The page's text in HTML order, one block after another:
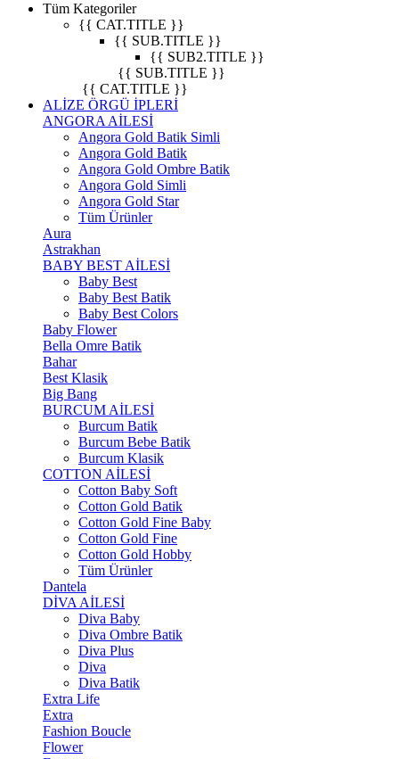
Tüm Kategoriler
{{ CAT.TITLE }}
{{ SUB.TITLE }}
{{ SUB2.TITLE }}
{{ SUB.TITLE }}
{{ CAT.TITLE }}
ALİZE ÖRGÜ İPLERİ
ANGORA AİLESİ
Angora Gold Batik Simli
Angora Gold Batik
Angora Gold Ombre Batik
Angora Gold Simli
Angora Gold Star
Tüm Ürünler
Aura
Astrakhan
BABY BEST AİLESİ
Baby Best
Baby Best Batik
Baby Best Colors
Baby Flower
Bella Omre Batik
Bahar
Best Klasik
Big Bang
BURCUM AİLESİ
Burcum Batik
Burcum Bebe Batik
Burcum Klasik
COTTON AİLESİ
Cotton Baby Soft
Cotton Gold Batik
Cotton Gold Fine Baby
Cotton Gold Fine
Cotton Gold Hobby
Tüm Ürünler
Dantela
DİVA AİLESİ
Diva Baby
Diva Ombre Batik
Diva Plus
Diva
Diva Batik
Extra Life
Extra
Fashion Boucle
Flower